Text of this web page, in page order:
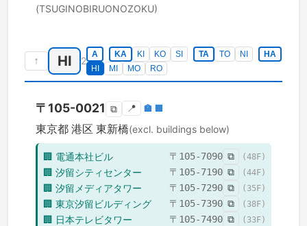
(TSUGINOBIRUONOZOKU)
↑ HI 2
A KA KI KO SI TA TO NI
HA
HI
MI MO RO
〒 105-0021 ⧉ 📍 🏣 🏢
東京都 港区 東新橋(excl. buildings below)
🏢 電通本社ビル 〒 105-7090 ⧉ (48F)
🏢 汐留シティセンター 〒 105-7190 ⧉ (44F)
🏢 汐留メディアタワー 〒 105-7290 ⧉ ( 35 F)
🏢 東京汐留ビルディング 〒 105-7390 ⧉ ( 38F)
🏢 日本テレビタワー 〒 105-7490 ⧉ ( 33F)